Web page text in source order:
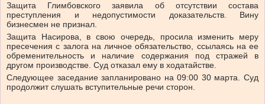
Защита Глимбовского заявила об отсутствии состава
преступления и недопустимости доказательств. Вину
бизнесмен не признал.
Защита Насирова, в свою очередь, просила изменить меру
пресечения с залога на личное обязательство, ссылаясь на ее
обременительность и наличие содержания под стражей в
другом производстве. Суд отказал ему в ходатайстве.
Следующее заседание запланировано на 09:00 30 марта. Суд
продолжит слушать вступительные речи сторон.